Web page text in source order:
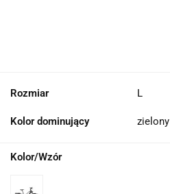
Rozmiar L
Kolor dominujący zielony
Kolor/Wzór